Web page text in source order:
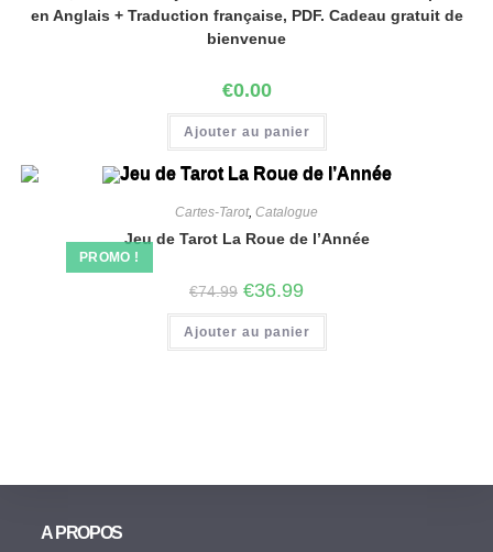
en Anglais + Traduction française, PDF. Cadeau gratuit de
bienvenue
€0.00
Ajouter au panier
PROMO !
Cartes-Tarot, Catalogue
Jeu de Tarot La Roue de l’Année
€74.99 €36.99
Ajouter au panier
A PROPOS